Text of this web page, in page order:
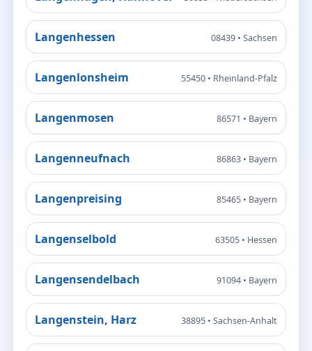
Langenhessen 08439 • Sachsen
Langenlonsheim 55450 • Rheinland-Pfalz
Langenmosen 86571 • Bayern
Langenneufnach 86863 • Bayern
Langenpreising 85465 • Bayern
Langenselbold 63505 • Hessen
Langensendelbach 91094 • Bayern
Langenstein, Harz 38895 • Sachsen-Anhalt